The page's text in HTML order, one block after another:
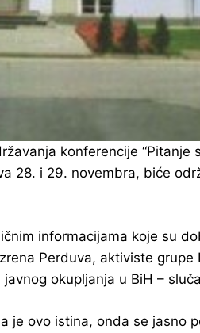
konferencije “Pitanje
28. i 29. novembra, biće
informacijama koje su
Perduva, aktiviste
okupljanja u BiH –
ovo istina, onda se jasno